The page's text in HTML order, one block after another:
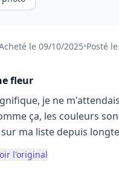
le 09/10/2025•Posté
fleur
je ne
ça, les couleurs
ma liste depuis
l'original